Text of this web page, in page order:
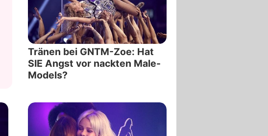
Tränen bei GNTM-Zoe: Hat
SIE Angst vor nackten Male-
Models?